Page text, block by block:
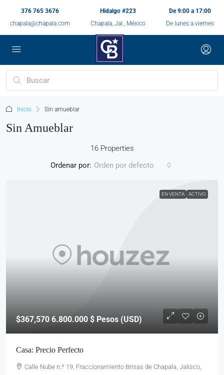
376 765 3676
chapala@chapala.com
Hidalgo #223
Chapala, Jal., México
De 9:00 a 17:00
De lunes a viernes
Inicio Sin amueblar
Sin Amueblar
16 Properties
Ordenar por: Orden por defecto
EN VENTA ACTIVO
$367,570 6.800.000 $ Pesos (USD)
Casa: Precio Perfecto
Calle Nube n.º 19, Fraccionamiento Brisas de Chapala, Jalisco,